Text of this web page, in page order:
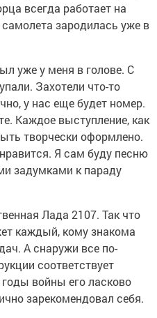
всегда работает на
зародилась уже в
уже у меня в голове. С
Захотели что-то
у нас еще будет номер.
Каждое выступление, как
творчески оформлено.
Я сам буду песню
задумками к параду
Лада 2107. Так что
каждый, кому знакома
А снаружи все по-
соответствует
войны его ласково
зарекомендовал себя.